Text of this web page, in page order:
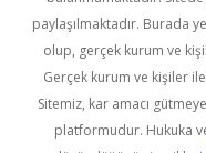
paylaşılmaktadır. Burada
olup, gerçek kurum ve
Gerçek kurum ve kişiler
Sitemiz, kar amacı
platformudur. Hukuka